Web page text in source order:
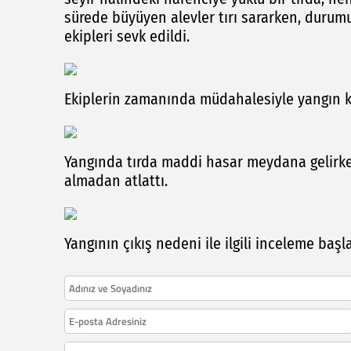
sürede büyüyen alevler tırı sararken,
ekipleri sevk edildi.
Ekiplerin zamanında müdahalesiyle
Yangında tırda maddi hasar meydana
almadan atlattı.
Yangının çıkış nedeni ile ilgili inceleme